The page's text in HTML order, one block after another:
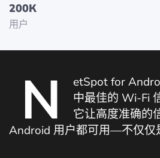
200К
用户
N
etSpot for
中最佳的 Wi-Fi
它让高度准确的
Android 用户都可用—不仅仅